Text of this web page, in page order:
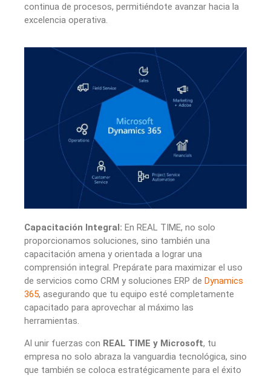
continua de procesos, permitiéndote avanzar hacia la
excelencia operativa.
Capacitación Integral: En REAL TIME, no solo
proporcionamos soluciones, sino también una
capacitación amena y orientada a lograr una
comprensión integral. Prepárate para maximizar el uso
de servicios como CRM y soluciones ERP de Dynamics
365, asegurando que tu equipo esté completamente
capacitado para aprovechar al máximo las
herramientas.
Al unir fuerzas con REAL TIME y Microsoft, tu
empresa no solo abraza la vanguardia tecnológica, sino
que también se coloca estratégicamente para el éxito